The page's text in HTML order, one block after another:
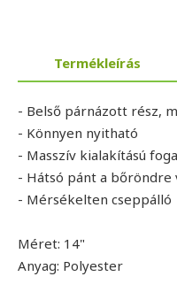
Termékleírás
- Belső párnázott rész,
- Könnyen nyitható
- Masszív kialakítású
- Hátsó pánt a bőröndre
- Mérsékelten cseppálló
Méret: 14"
Anyag: Polyester